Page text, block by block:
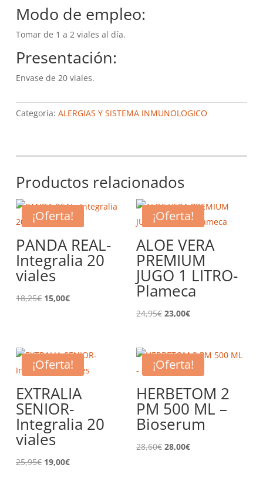
Modo de empleo:
Tomar de 1 a 2 viales al día.
Presentación:
Envase de 20 viales.
Categoría: ALERGIAS Y SISTEMA INMUNOLOGICO
Productos relacionados
¡Oferta!
PANDA REAL-
Integralia 20
viales
18,25€ El
18,25€.
15,00€El
15,00€.
¡Oferta!
ALOE VERA
PREMIUM
JUGO 1 LITRO-
Plameca
24,95€ El
era:
24,95€.
23,00€El
es:
23,00€.
¡Oferta!
EXTRALIA
SENIOR-
Integralia 20
viales
25,95€ El
19,00€El
¡Oferta!
HERBETOM 2
PM 500 ML –
Bioserum
28,60€ El
28,00€El